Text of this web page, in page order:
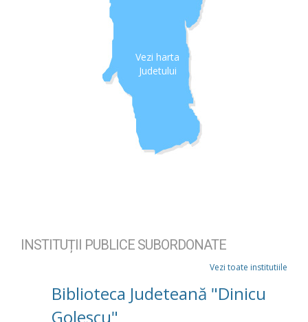
Vezi harta
Judetului
INSTITUȚII PUBLICE SUBORDONATE
Vezi toate institutiile
Biblioteca Judeteană "Dinicu
Golescu"